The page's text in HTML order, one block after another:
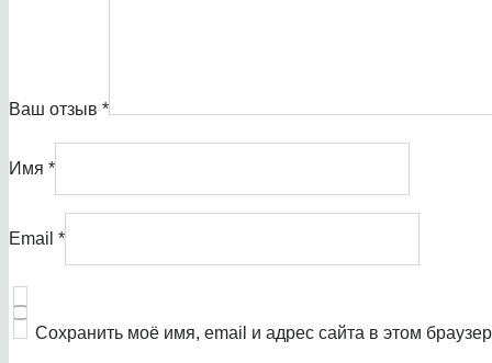
Ваш отзыв *
Имя *
Email *
Сохранить моё имя, email и адрес сайта в этом